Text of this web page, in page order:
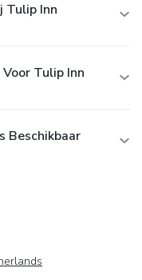
Tulip Inn
Tulip Inn
Beschikbaar